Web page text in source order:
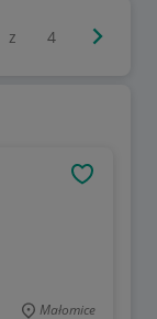
z 4
Małomice